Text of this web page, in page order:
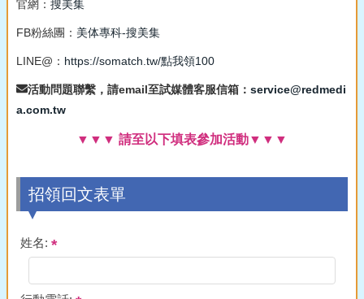
官網： 搜美集
FB粉絲團： 美体專科-搜美集
LINE@： https://somatch.tw/點我領100
活動問題聯繫，請email至試媒體客服信箱： service@redmedi
a.com.tw
▼▼▼ 請至以下填表參加活動▼▼▼
招領回文表單
姓名: